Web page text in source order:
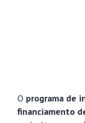
O programa de
financiamento